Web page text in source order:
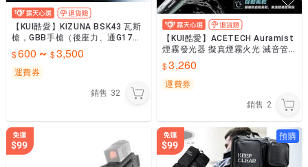
【KUI酷愛】KIZUNA BSK43 瓦斯
槍，GBB手槍（後座力、通G17彈
匣）仿Hi-capa~KW-BSK
600 ~ 3,500
運費券
銷售 32
【KUI酷愛】ACETECH Auramist
煙霧發光器 擬真煙霧火光 滅音管
抑制器 防火帽，月光、夜戰~5528
73,260
運費券
銷售 2
預購